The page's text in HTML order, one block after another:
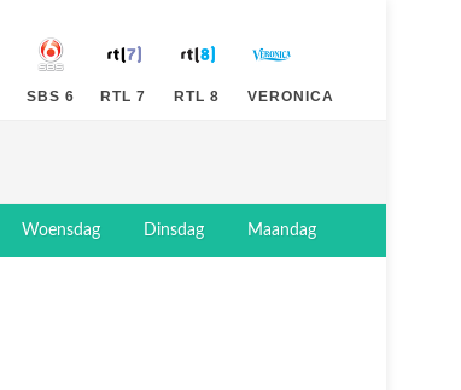
SBS 6 RTL 7 RTL 8 VERONICA
Woensdag Dinsdag Maandag